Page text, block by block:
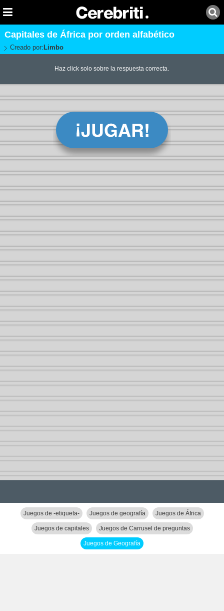
Capitales de África por orden alfabético
Creado por: Limbo
Haz click solo sobre la respuesta correcta.
Juegos de -etiqueta- Juegos de geografía Juegos de África
Juegos de capitales Juegos de Carrusel de preguntas
Juegos de Geografía